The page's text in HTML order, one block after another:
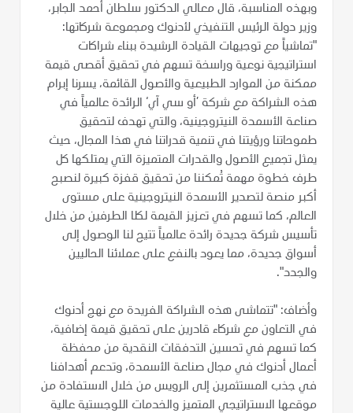
وبهذه المناسبة، قال معالي الدكتور سلطان أحمد الجابر،
وزير دولة الرئيس التنفيذي لأدنوك ومجموعة شركاتها:
"تماشياً مع توجيهات القيادة الرشيدة ببناء شراكات
استراتيجية نوعية وراسخة تسهم في تحقيق أقصى قيمة
ممكنة من الموارد الطبيعية والأصول القائمة، يسرنا إبرام
هذه الشراكة مع شركة ’أو سي آي‘ الرائدة عالمياً في
صناعة الأسمدة النيتروجينية، والتي تهدف لتحقيق
طموحاتنا ورؤيتنا في تنمية قدراتنا في هذا المجال، حيث
يمثل تجميع الأصول والقدرات المتميزة التي يمتلكها كل
طرف خطوة مهمة تُمكننا من تحقيق قفزة كبيرة لنصبح
أكبر منصة لتصدير الأسمدة النيتروجينية على مستوى
العالم، كما تسهم في تعزيز القيمة لكلا الطرفين من خلال
تأسيس شركة جديدة رائدة عالمياً تتيح لنا الوصول إلى
أسواق جديدة، مما يعود بالنفع على عملائنا الحاليين
والجدد".
وأضاف: "تتماشى هذه الشراكة الفريدة مع نهج أدنوك
في التعاون مع شركاء قادرين على تحقيق قيمة إضافية،
كما تسهم في تحسين التدفقات النقدية من محفظة
أعمال أدنوك في مجال صناعة الأسمدة، وتدعم أهدافنا
في جذب المستثمرين إلى الرويس من خلال الاستفادة من
موقعها الاستراتيجي المتميز والخدمات اللوجستية عالية